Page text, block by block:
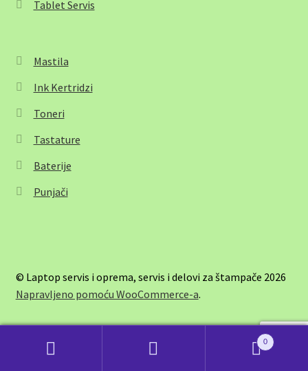
Tablet Servis
Mastila
Ink Kertridzi
Toneri
Tastature
Baterije
Punjači
© Laptop servis i oprema, servis i delovi za štampače 2026
Napravljeno pomoću WooCommerce-a.
0